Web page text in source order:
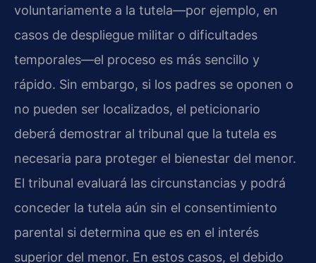
voluntariamente a la tutela—por ejemplo, en
casos de despliegue militar o dificultades
temporales—el proceso es más sencillo y
rápido. Sin embargo, si los padres se oponen o
no pueden ser localizados, el peticionario
deberá demostrar al tribunal que la tutela es
necesaria para proteger el bienestar del menor.
El tribunal evaluará las circunstancias y podrá
conceder la tutela aún sin el consentimiento
parental si determina que es en el interés
superior del menor. En estos casos, el debido